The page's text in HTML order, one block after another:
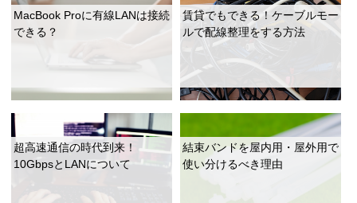
MacBook Proに有線LANは接続
できる？
賃貸でもできる！ケーブルモー
ルで配線整理をする方法
超高速通信の時代到来！
10GbpsとLANについて
結束バンドを屋内用・屋外用で
使い分けるべき理由